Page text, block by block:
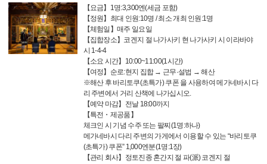
【요금】1명:3,300엔(세금 포함)
【정원】최대 인원:10명 / 최소 개최 인원:1명
【체험일】매주 일요일
【집합장소】코겐지 절 나가사키 현 나가사키 시 이라바야
시 1-4-4
【소요 시간】10:00~11:00(1시간)
【여정】순로:현지 집합 → 근무·설법 → 해산
※해산 후 바리토쿠(초특가) 쿠폰 을 사용하여 메가네바시 다
리 주변에서 거리 산책에 나가십시오.
【예약 마감】전날 18:00까지
【특전・제공품】
체크인 시 기념 수주 또는 팔찌(1명:하나)
메가네바시 다리 주변의 가게에서 이용할 수 있는 “바리토쿠
(초특가) 쿠폰” 1,000엔분(1명:1장)
【관리 회사】정토진종 혼간지 절 파(派) 코겐지 절